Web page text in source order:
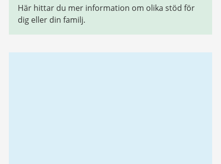
Här hittar du mer information om olika stöd för
dig eller din familj.